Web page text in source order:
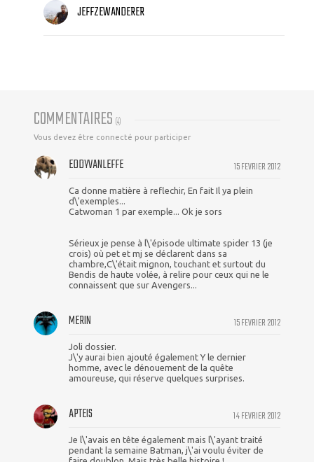
JEFFZEWANDERER
COMMENTAIRES (4)
Vous devez être connecté pour participer
15 FEVRIER 2012
EDDYVANLEFFE
Ca donne matière à reflechir, En fait Il ya plein
d\'exemples...
Catwoman 1 par exemple... Ok je sors
Sérieux je pense à l\'épisode ultimate spider 13 (je
crois) où pet et mj se déclarent dans sa
chambre,C\'était mignon, touchant et surtout du
Bendis de haute volée, à relire pour ceux qui ne le
connaissent que sur Avengers...
15 FEVRIER 2012
MERIN
Joli dossier.
J\'y aurai bien ajouté également Y le dernier
homme, avec le dénouement de la quête
amoureuse, qui réserve quelques surprises.
14 FEVRIER 2012
APTEIS
Je l\'avais en tête également mais l\'ayant traité
pendant la semaine Batman, j\'ai voulu éviter de